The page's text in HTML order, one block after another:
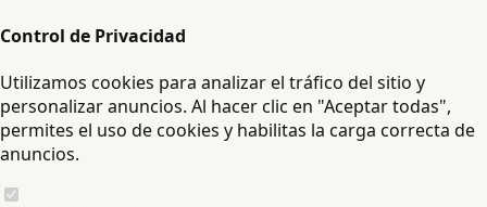
Control de Privacidad
Utilizamos cookies para analizar el tráfico del sitio y
personalizar anuncios. Al hacer clic en "Aceptar todas",
permites el uso de cookies y habilitas la carga correcta de
anuncios.